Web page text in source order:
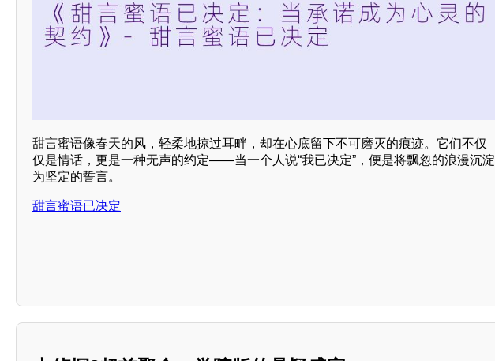
甜言蜜语像春天的风，轻柔地掠过耳畔，却在心底留下不可磨灭的痕迹。它们不仅
仅是情话，更是一种无声的约定——当一个人说“我已决定”，便是将飘忽的浪漫沉淀
为坚定的誓言。
甜言蜜语已决定